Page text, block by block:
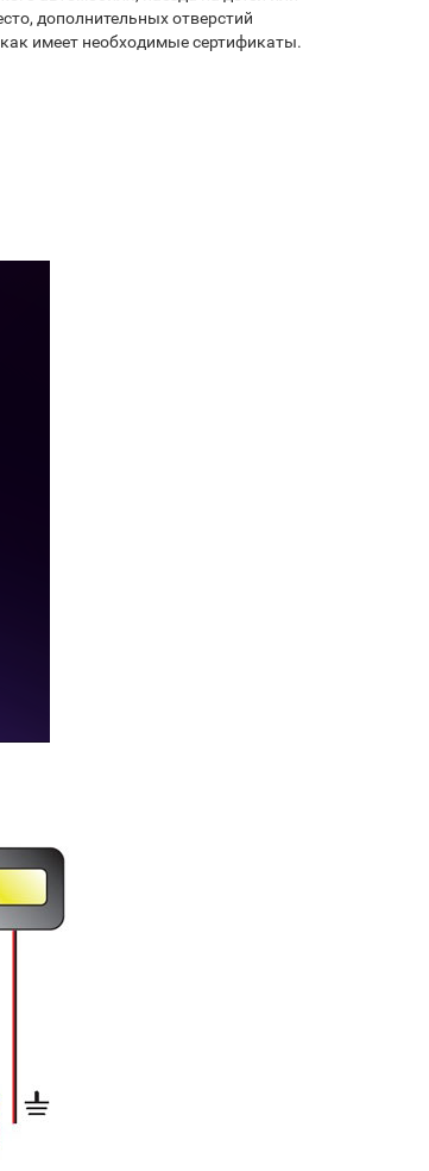
дополнительных отверстий
имеет необходимые сертификаты.